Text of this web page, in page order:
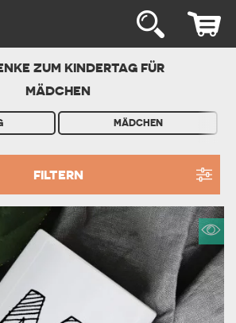
ZUM KINDERTAG FÜR
MÄDCHEN
MÄDCHEN
FILTERN